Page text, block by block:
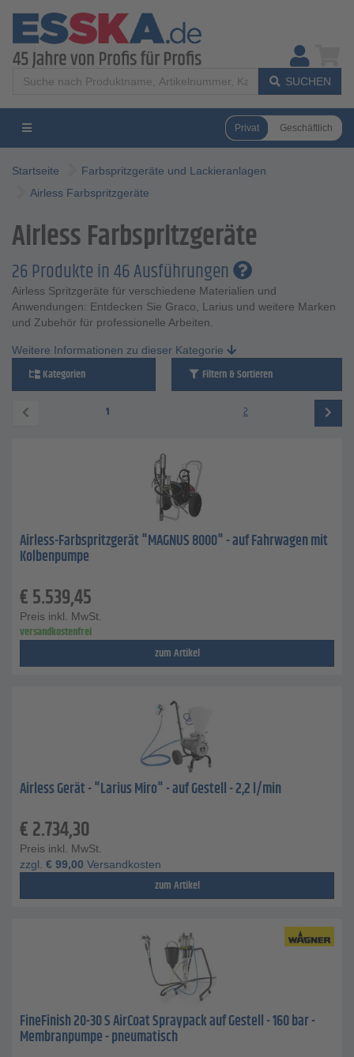
SUCHEN
Privat Geschäftlich
Startseite
Farbspritzgeräte und Lackieranlagen
Airless Farbspritzgeräte
Airless Farbspritzgeräte
26 Produkte in 46 Ausführungen
Airless Spritzgeräte für verschiedene Materialien und
Anwendungen: Entdecken Sie Graco, Larius und weitere Marken
und Zubehör für professionelle Arbeiten.
Weitere Informationen zu dieser Kategorie
Kategorien Filtern & Sortieren
1 2
Airless-Farbspritzgerät "MAGNUS 8000" - auf Fahrwagen mit
Kolbenpumpe
€5.539,45
Preis inkl. MwSt.
versandkostenfrei
zum Artikel
Airless Gerät - "Larius Miro" - auf Gestell - 2,2 l/min
€2.734,30
Preis inkl. MwSt.
zzgl. € 99,00 Versandkosten
zum Artikel
FineFinish 20-30 S AirCoat Spraypack auf Gestell - 160 bar -
Membranpumpe - pneumatisch